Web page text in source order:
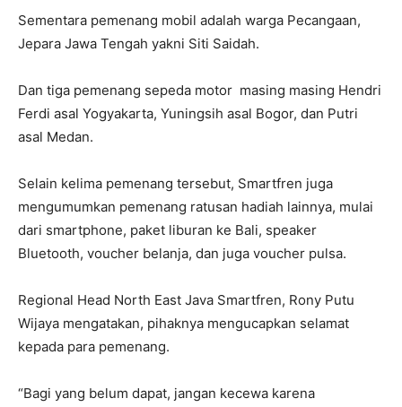
Sementara pemenang mobil adalah warga Pecangaan,
Jepara Jawa Tengah yakni Siti Saidah.
Dan tiga pemenang sepeda motor masing masing Hendri
Ferdi asal Yogyakarta, Yuningsih asal Bogor, dan Putri
asal Medan.
Selain kelima pemenang tersebut, Smartfren juga
mengumumkan pemenang ratusan hadiah lainnya, mulai
dari smartphone, paket liburan ke Bali, speaker
Bluetooth, voucher belanja, dan juga voucher pulsa.
Regional Head North East Java Smartfren, Rony Putu
Wijaya mengatakan, pihaknya mengucapkan selamat
kepada para pemenang.
“Bagi yang belum dapat, jangan kecewa karena